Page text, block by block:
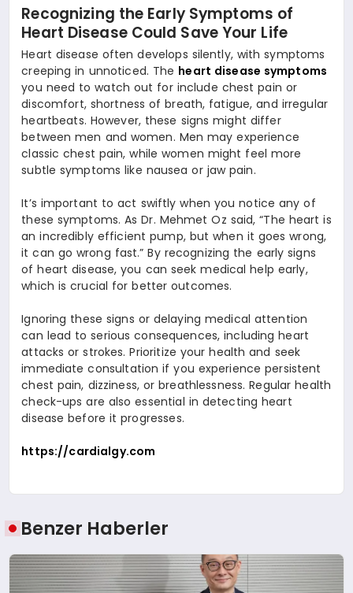
Recognizing the Early Symptoms of
Heart Disease Could Save Your Life
Heart disease often develops silently, with symptoms
creeping in unnoticed. The heart disease symptoms
you need to watch out for include chest pain or
discomfort, shortness of breath, fatigue, and irregular
heartbeats. However, these signs might differ
between men and women. Men may experience
classic chest pain, while women might feel more
subtle symptoms like nausea or jaw pain.
It’s important to act swiftly when you notice any of
these symptoms. As Dr. Mehmet Oz said, “The heart is
an incredibly efficient pump, but when it goes wrong,
it can go wrong fast.” By recognizing the early signs
of heart disease, you can seek medical help early,
which is crucial for better outcomes.
Ignoring these signs or delaying medical attention
can lead to serious consequences, including heart
attacks or strokes. Prioritize your health and seek
immediate consultation if you experience persistent
chest pain, dizziness, or breathlessness. Regular health
check-ups are also essential in detecting heart
disease before it progresses.
https://cardialgy.com
Benzer Haberler